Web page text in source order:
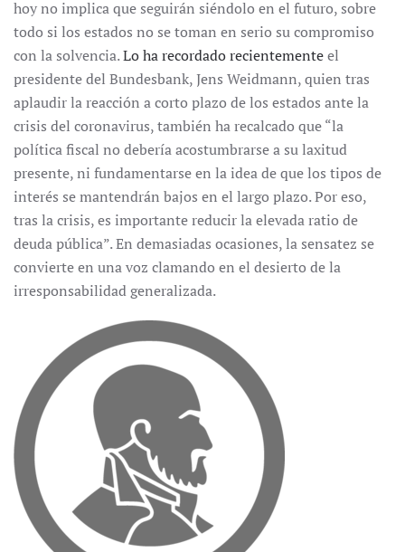
hoy no implica que seguirán siéndolo en el futuro, sobre
todo si los estados no se toman en serio su compromiso
con la solvencia.Lo ha recordado recientementeel
presidente del Bundesbank, Jens Weidmann, quien tras
aplaudir la reacción a corto plazo de los estados ante la
crisis del coronavirus, también ha recalcado que “la
política fiscal no debería acostumbrarse a su laxitud
presente, ni fundamentarse en la idea de que los tipos de
interés se mantendrán bajos en el largo plazo. Por eso,
tras la crisis, es importante reducir la elevada ratio de
deuda pública”. En demasiadas ocasiones, la sensatez se
convierte en una voz clamando en el desierto de la
irresponsabilidad generalizada.